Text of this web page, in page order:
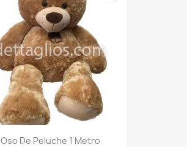
Oso De Peluche 1 Metro